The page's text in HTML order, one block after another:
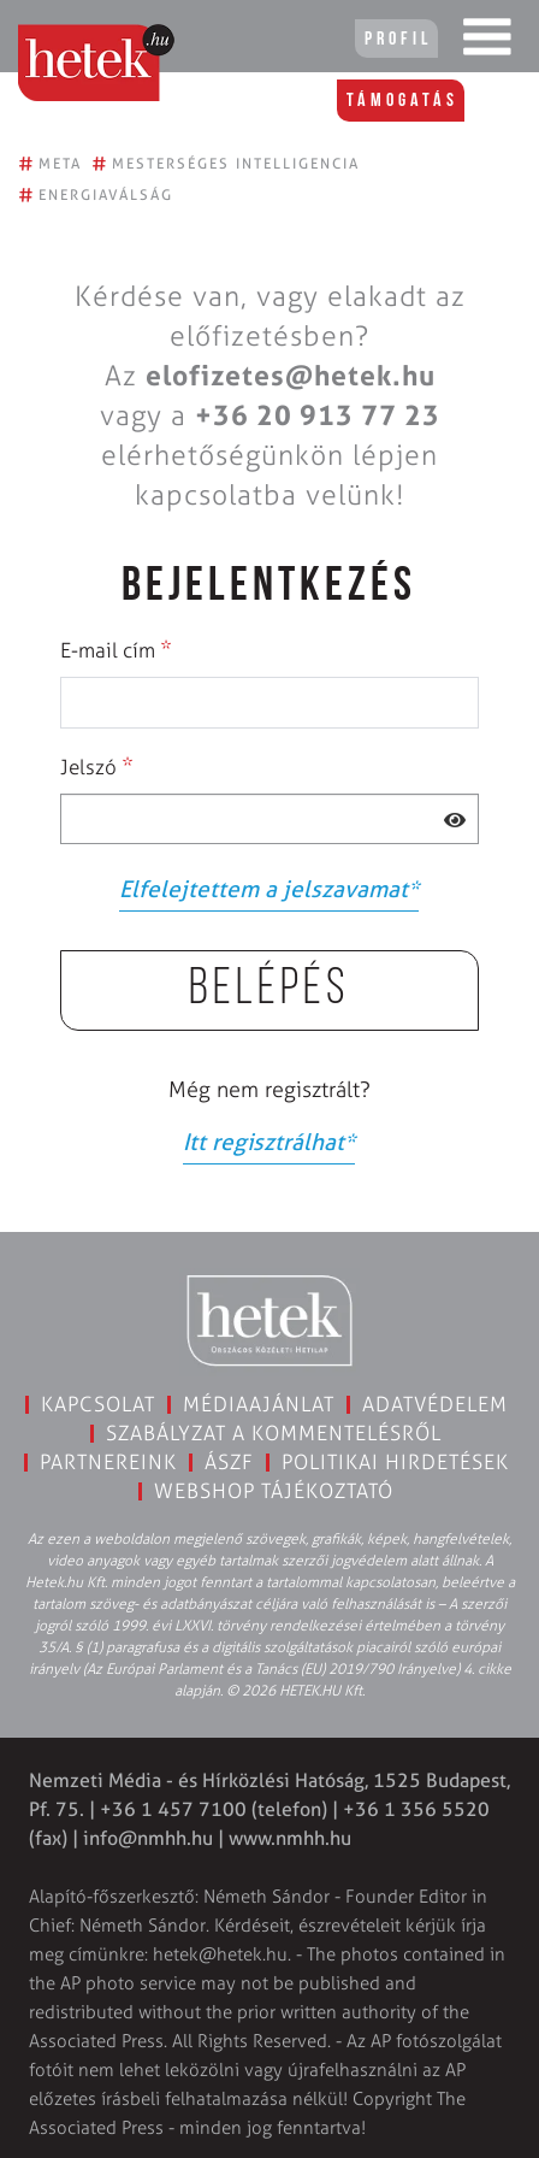
Profil
Támogatás
# META # MESTERSÉGES INTELLIGENCIA
# ENERGIAVÁLSÁG
Kérdése van, vagy elakadt az
előfizetésben?
Az elofizetes@hetek.hu
vagy a +36 20 913 77 23
elérhetőségünkön lépjen
kapcsolatba velünk!
BEJELENTKEZÉS
E-mail cím *
Jelszó *
Elfelejtettem a jelszavamat*
Belépés
Még nem regisztrált?
Itt regisztrálhat*
KAPCSOLAT MÉDIAAJÁNLAT
ADATVÉDELEM
SZABÁLYZAT A KOMMENTELÉSRŐL
PARTNEREINK
ÁSZF
POLITIKAI HIRDETÉSEK
WEBSHOP TÁJÉKOZTATÓ
Az ezen a weboldalon megjelenő szövegek, grafikák, képek, hangfelvételek,
video anyagok vagy egyéb tartalmak szerzői jogvédelem alatt állnak. A
Hetek.hu Kft. minden jogot fenntart a tartalommal kapcsolatosan, beleértve a
tartalom szöveg- és adatbányászat céljára való felhasználását is – A szerzői
jogról szóló 1999. évi LXXVI. törvény rendelkezései értelmében a törvény
35/A. § (1) paragrafusa és a digitális szolgáltatások piacairól szóló európai
irányelv (Az Európai Parlament és a Tanács (EU) 2019/790 Irányelve) 4. cikke
alapján. © 2026 HETEK.HU Kft.
Nemzeti Média - és Hírközlési Hatóság, 1525 Budapest,
Pf. 75. | +36 1 457 7100 (telefon) | +36 1 356 5520
(fax) | info@nmhh.hu | www.nmhh.hu
Alapító-főszerkesztő: Németh Sándor - Founder Editor in
Chief: Németh Sándor. Kérdéseit, észrevételeit kérjük írja
meg címünkre: hetek@hetek.hu. - The photos contained in
the AP photo service may not be published and
redistributed without the prior written authority of the
Associated Press. All Rights Reserved. - Az AP fotószolgálat
fotóit nem lehet leközölni vagy újrafelhasználni az AP
előzetes írásbeli felhatalmazása nélkül! Copyright The
Associated Press - minden jog fenntartva!